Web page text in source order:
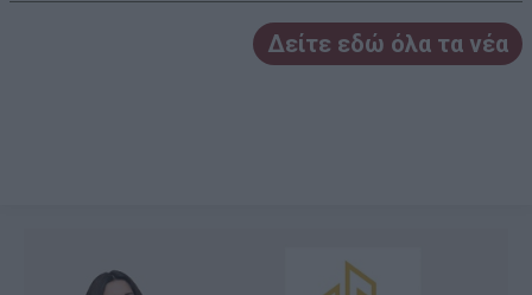
Δείτε εδώ όλα τα νέα